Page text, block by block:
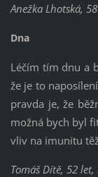
Anežka Lhotská,
Dna
Léčím tím dnu a
že je to
pravda je, že
možná bych byl
vliv na imunitu
Tomáš Dítě, 52